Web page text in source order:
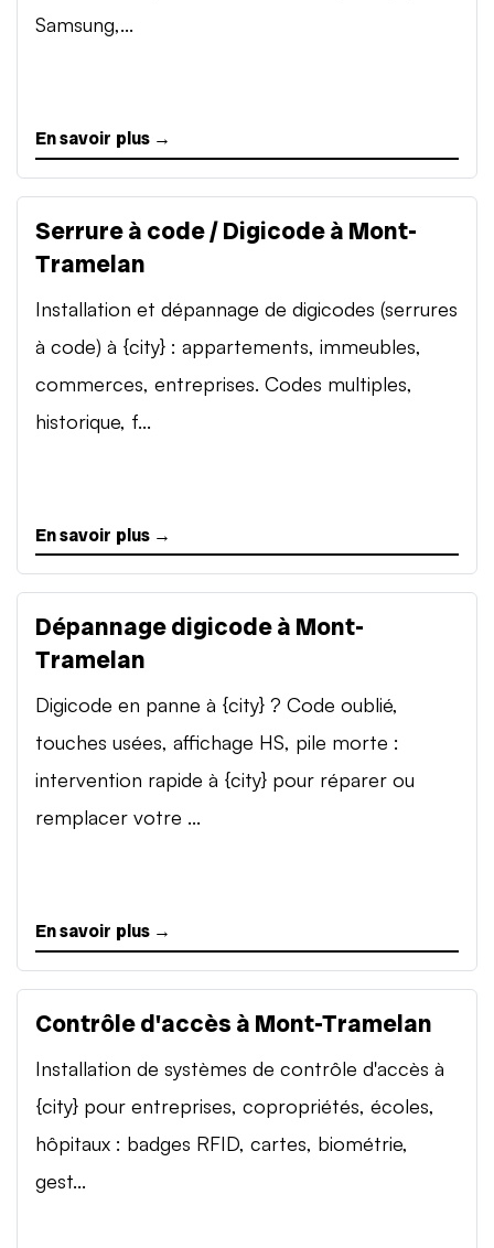
Samsung,...
En savoir plus →
Serrure à code / Digicode à Mont-
Tramelan
Installation et dépannage de digicodes (serrures
à code) à {city} : appartements, immeubles,
commerces, entreprises. Codes multiples,
historique, f...
En savoir plus →
Dépannage digicode à Mont-
Tramelan
Digicode en panne à {city} ? Code oublié,
touches usées, affichage HS, pile morte :
intervention rapide à {city} pour réparer ou
remplacer votre ...
En savoir plus →
Contrôle d'accès à Mont-Tramelan
Installation de systèmes de contrôle d'accès à
{city} pour entreprises, copropriétés, écoles,
hôpitaux : badges RFID, cartes, biométrie,
gest...